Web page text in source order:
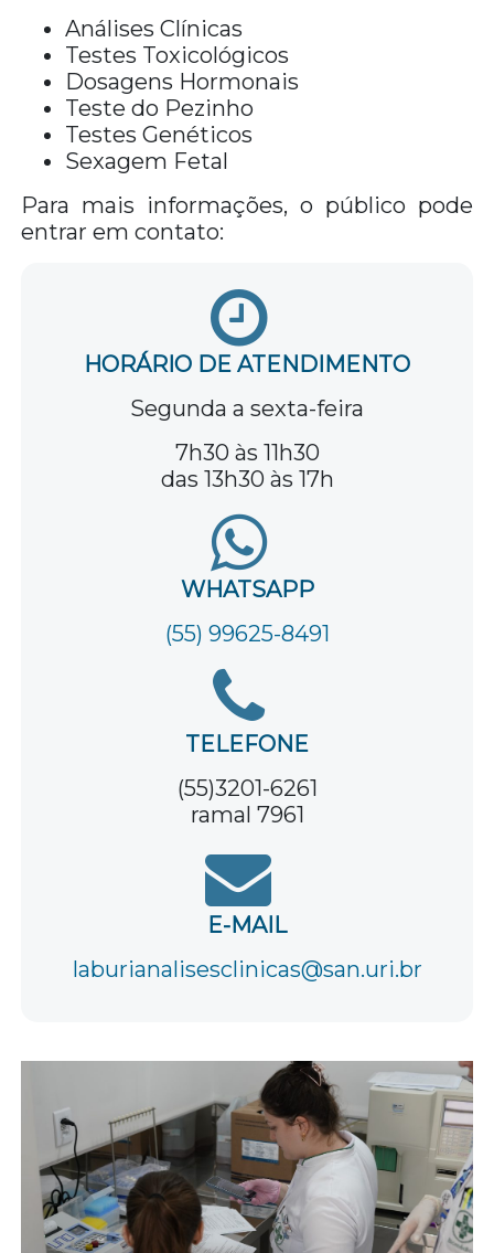
Análises Clínicas
Testes Toxicológicos
Dosagens Hormonais
Teste do Pezinho
Testes Genéticos
Sexagem Fetal
Para mais informações, o público pode
entrar em contato:
HORÁRIO DE ATENDIMENTO
Segunda a sexta-feira
7h30 às 11h30
das 13h30 às 17h
WHATSAPP
(55) 99625-8491
TELEFONE
(55)3201-6261
ramal 7961
E-MAIL
laburianalisesclinicas@san.uri.br